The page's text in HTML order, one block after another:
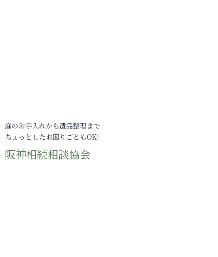
庭のお手入れから遺品整理まで
ちょっとしたお困りごともOK!
阪神相続相談協会